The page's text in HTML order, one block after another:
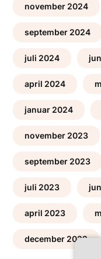
november 2024
september 2024
juli 2024
april 2024
januar 2024
november 2023
september 2023
juli 2023
april 2023
december 2022